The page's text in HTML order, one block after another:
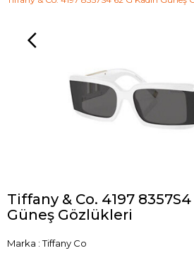
Tiffany & Co. 4197 8357S4
Güneş Gözlükleri
Marka : Tiffany Co